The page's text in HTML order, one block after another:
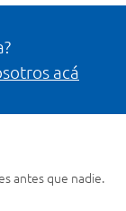
acá
antes que nadie.